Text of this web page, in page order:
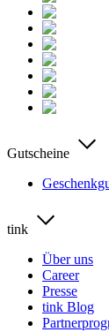
Gutscheine
tink
Über uns
Career
Presse
tink Blog